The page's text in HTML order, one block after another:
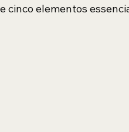
cinco elementos